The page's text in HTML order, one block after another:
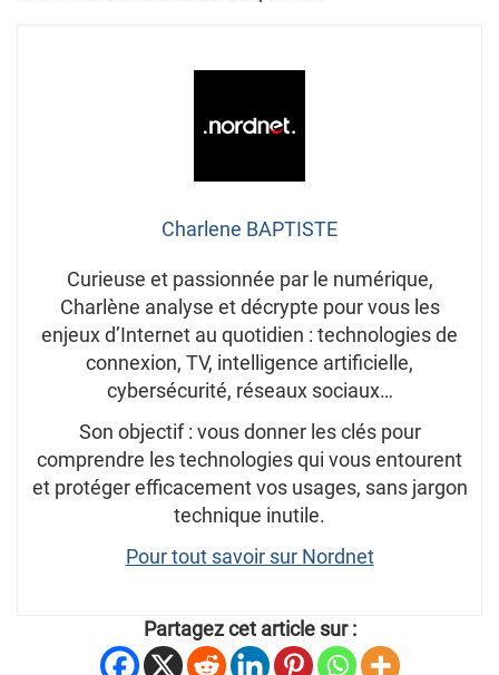
Charlene BAPTISTE
Curieuse et passionnée par le numérique,
Charlène analyse et décrypte pour vous les
enjeux d’Internet au quotidien : technologies de
connexion, TV, intelligence artificielle,
cybersécurité, réseaux sociaux…
Son objectif : vous donner les clés pour
comprendre les technologies qui vous entourent
et protéger efficacement vos usages, sans jargon
technique inutile.
Pour tout savoir sur Nordnet
Partagez cet article sur :